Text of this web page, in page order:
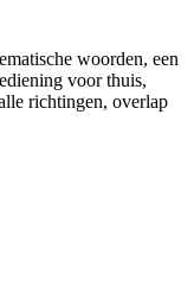
woorden, een
voor thuis,
richtingen, overlap